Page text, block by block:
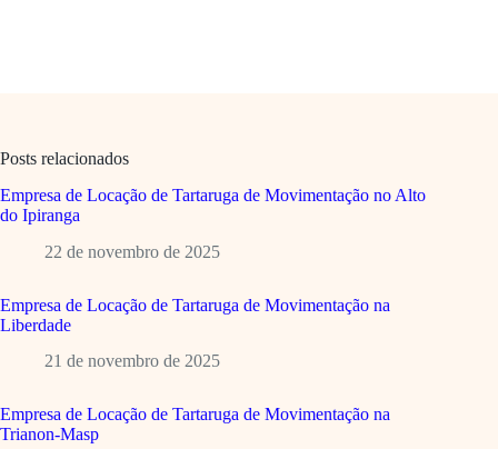
Posts relacionados
Empresa de Locação de Tartaruga de Movimentação no Alto
do Ipiranga
22 de novembro de 2025
Empresa de Locação de Tartaruga de Movimentação na
Liberdade
21 de novembro de 2025
Empresa de Locação de Tartaruga de Movimentação na
Trianon-Masp